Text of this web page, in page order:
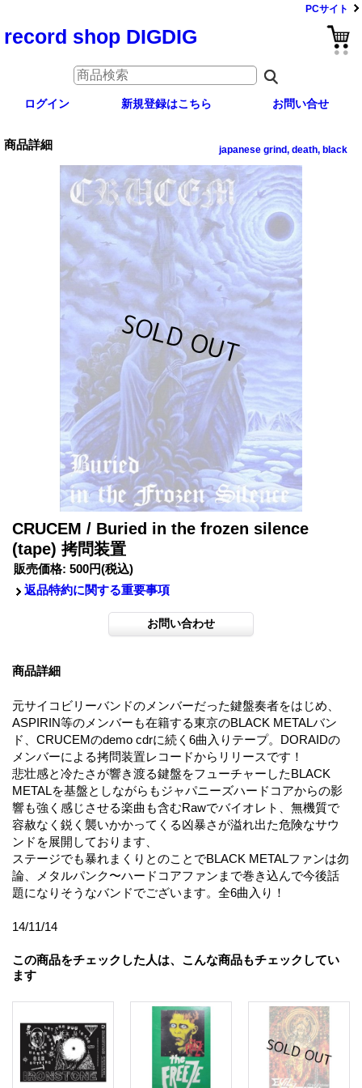
PCサイト
record shop DIGDIG
ログイン 新規登録はこちら お問い合せ
商品詳細 japanese grind, death, black
CRUCEM / Buried in the frozen silence
(tape) 拷問装置
販売価格: 500円(税込)
返品特約に関する重要事項
商品詳細
元サイコビリーバンドのメンバーだった鍵盤奏者をはじめ、
ASPIRIN等のメンバーも在籍する東京のBLACK METALバン
ド、CRUCEMのdemo cdrに続く6曲入りテープ。DORAIDの
メンバーによる拷問装置レコードからリリースです！
悲壮感と冷たさが響き渡る鍵盤をフューチャーしたBLACK
METALを基盤としながらもジャパニーズハードコアからの影
響も強く感じさせる楽曲も含むRawでバイオレト、無機質で
容赦なく鋭く襲いかかってくる凶暴さが溢れ出た危険なサウ
ンドを展開しております、
ステージでも暴れまくりとのことでBLACK METALファンは勿
論、メタルパンク〜ハードコアファンまで巻き込んで今後話
題になりそうなバンドでございます。全6曲入り！
14/11/14
この商品をチェックした人は、こんな商品もチェックしてい
ます